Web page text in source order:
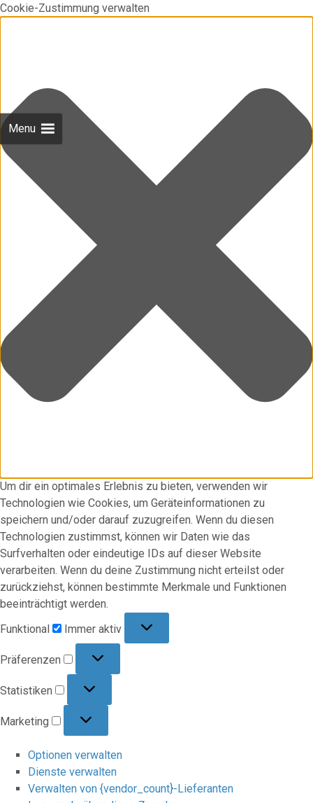
Cookie-Zustimmung verwalten
Um dir ein optimales Erlebnis zu bieten, verwenden wir
Technologien wie Cookies, um Geräteinformationen zu
speichern und/oder darauf zuzugreifen. Wenn du diesen
Technologien zustimmst, können wir Daten wie das
Surfverhalten oder eindeutige IDs auf dieser Website
verarbeiten. Wenn du deine Zustimmung nicht erteilst oder
zurückziehst, können bestimmte Merkmale und Funktionen
beeinträchtigt werden.
Funktional
Immer aktiv
Präferenzen
Statistiken
Marketing
Optionen verwalten
Dienste verwalten
Verwalten von {vendor_count}-Lieferanten
Menu